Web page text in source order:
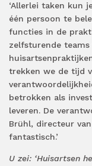
‘Allerlei taken kun
één persoon te
functies in de
zelfsturende
trekken we de tijd
betrokken als
leveren. De
Brühl, directeur
fantastisch.’
U zei: ‘Huisartsen